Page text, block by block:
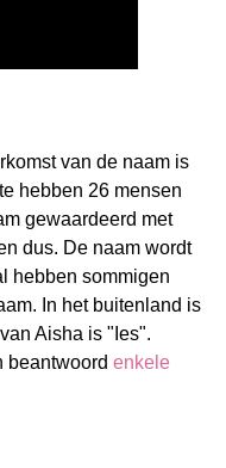
van de naam is
hebben 26 mensen
gewaardeerd met
dus. De naam wordt
hebben sommigen
In het buitenland is
Aisha is "Ies".
beantwoord enkele